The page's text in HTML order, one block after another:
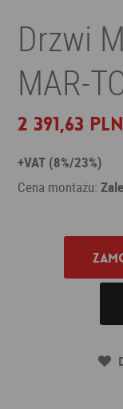
Drzwi
MAR-
2 391,63 PLN
+VAT (8%/23%)
Cena montażu: